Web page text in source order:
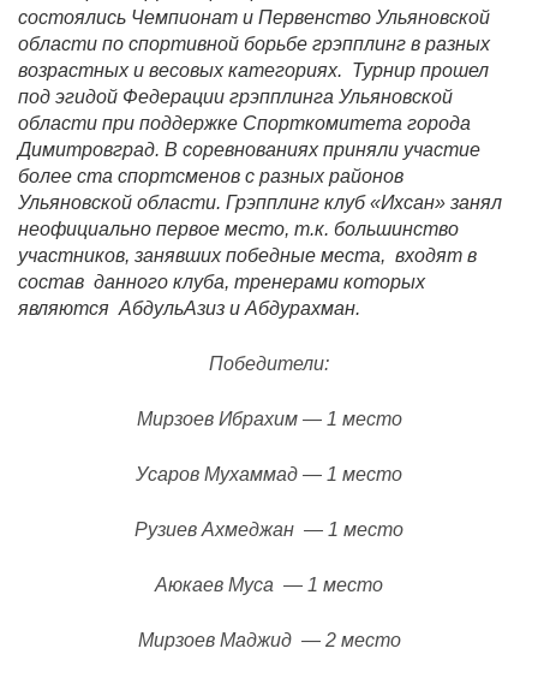
состоялись Чемпионат и Первенство Ульяновской
области по спортивной борьбе грэпплинг в разных
возрастных и весовых категориях. Турнир прошел
под эгидой Федерации грэпплинга Ульяновской
области при поддержке Спорткомитета города
Димитровград. В соревнованиях приняли участие
более ста спортсменов с разных районов
Ульяновской области. Грэпплинг клуб «Ихсан» занял
неофициально первое место, т.к. большинство
участников, занявших победные места, входят в
состав данного клуба, тренерами которых
являются АбдульАзиз и Абдурахман.
Победители:
Мирзоев Ибрахим — 1 место
Усаров Мухаммад — 1 место
Рузиев Ахмеджан — 1 место
Аюкаев Муса — 1 место
Мирзоев Маджид — 2 место